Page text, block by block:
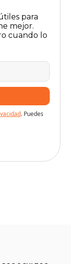
para
mejor.
cuando lo